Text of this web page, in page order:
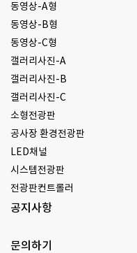
동영상-A형
동영상-B형
동영상-C형
갤러리사진-A
갤러리사진-B
갤러리사진-C
소형전광판
공사장 환경전광판
LED채널
시스템전광판
전광판컨트롤러
공지사항
문의하기